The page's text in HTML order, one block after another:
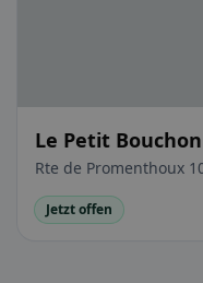
Le Petit
Rte de Promenthoux
Jetzt offen